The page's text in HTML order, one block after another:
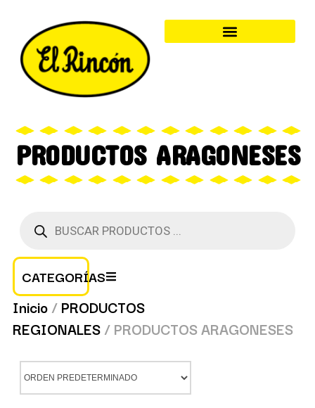
PRODUCTOS ARAGONESES
CATEGORÍAS
Inicio/PRODUCTOS
REGIONALES/ PRODUCTOS ARAGONESES